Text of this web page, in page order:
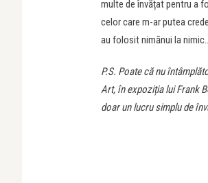
multe de învățat pentru a
celor care m-ar putea
au folosit nimănui la
P.S. Poate că nu
Art, în expoziția luiFrank
doar un lucru simplu de